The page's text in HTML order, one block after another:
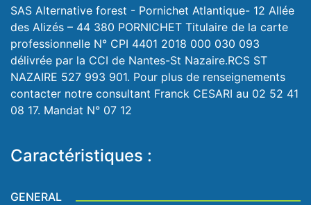
SAS Alternative forest - Pornichet Atlantique- 12 Allée
des Alizés – 44 380 PORNICHET Titulaire de la carte
professionnelle N° CPI 4401 2018 000 030 093
délivrée par la CCI de Nantes-St Nazaire.RCS ST
NAZAIRE 527 993 901. Pour plus de renseignements
contacter notre consultant Franck CESARI au 02 52 41
08 17. Mandat N° 07 12
Caractéristiques :
GENERAL